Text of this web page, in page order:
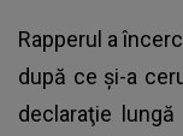
Rapperul a
după ce şi-a
declaraţie